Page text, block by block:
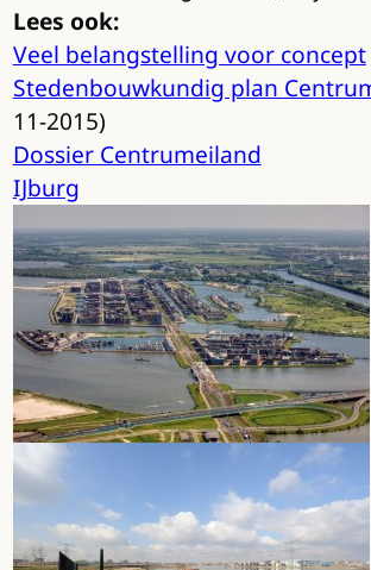
Lees ook:
Veel belangstelling voor concept
Stedenbouwkundig plan
11-2015)
Dossier Centrumeiland
IJburg